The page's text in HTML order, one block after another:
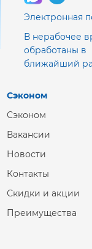
Электронная
В нерабочее
обработаны в
ближайший
Сэконом
Сэконом
Вакансии
Новости
Контакты
Скидки и акции
Преимущества